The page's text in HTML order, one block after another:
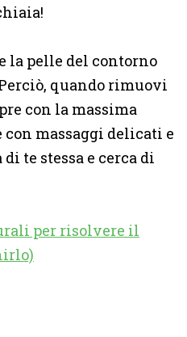
la pelle del contorno
quando rimuovi
con la massima
con massaggi delicati e
te stessa e cerca di
per risolvere il